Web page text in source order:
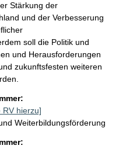
Stärkung der
und der Verbesserung
soll die Politik und
und Herausforderungen
zukunftsfesten weiteren
RV hierzu]
Weiterbildungsförderung